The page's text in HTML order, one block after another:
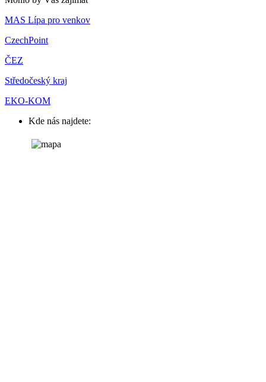
MAS Lípa pro venkov
CzechPoint
ČEZ
Středočeský kraj
EKO-KOM
Kde nás najdete: